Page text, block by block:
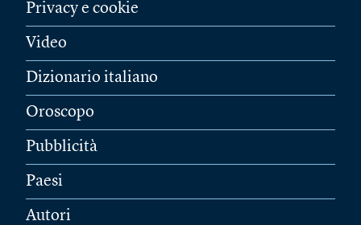
Privacy e cookie
Video
Dizionario italiano
Oroscopo
Pubblicità
Paesi
Autori